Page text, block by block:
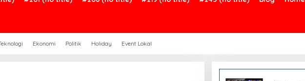
Ekonomi Politik Holiday Event Lokal